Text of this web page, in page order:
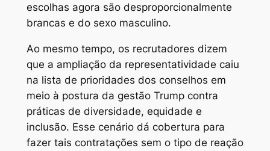
escolhas agora são desproporcionalmente
brancas e do sexo masculino.
Ao mesmo tempo, os recrutadores dizem
que a ampliação da representatividade caiu
na lista de prioridades dos conselhos em
meio à postura da gestão Trump contra
práticas de diversidade, equidade e
inclusão. Esse cenário dá cobertura para
fazer tais contratações sem o tipo de reação